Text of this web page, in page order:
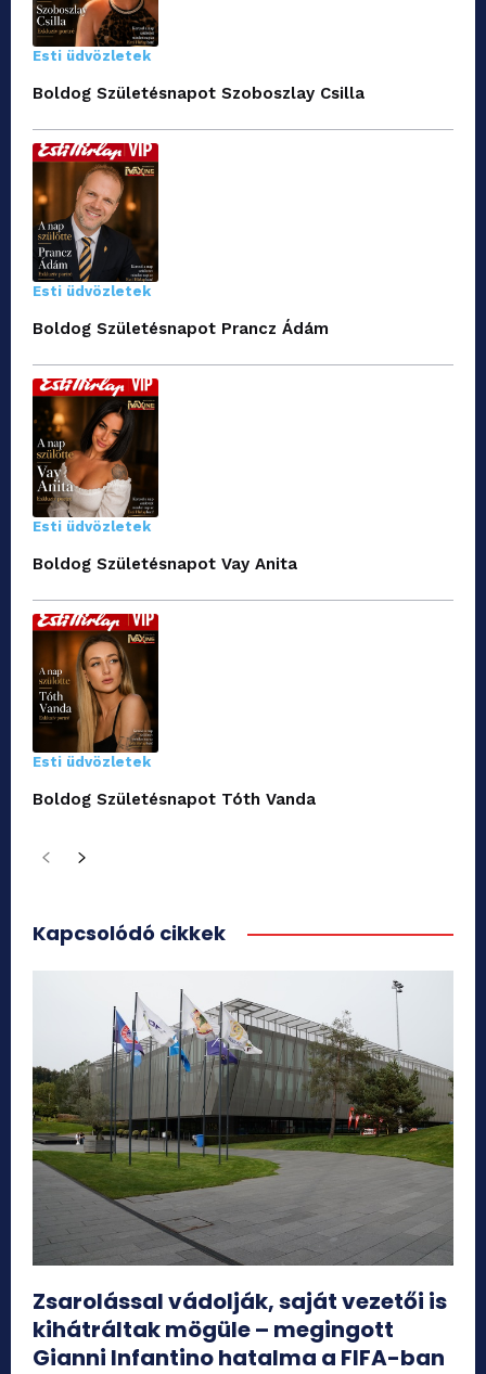
Esti üdvözletek
Boldog Születésnapot Szoboszlay Csilla
Esti üdvözletek
Boldog Születésnapot Prancz Ádám
Esti üdvözletek
Boldog Születésnapot Vay Anita
Esti üdvözletek
Boldog Születésnapot Tóth Vanda
Kapcsolódó cikkek
Zsarolással vádolják, saját vezetői is
kihátráltak mögüle – megingott
Gianni Infantino hatalma a FIFA-ban